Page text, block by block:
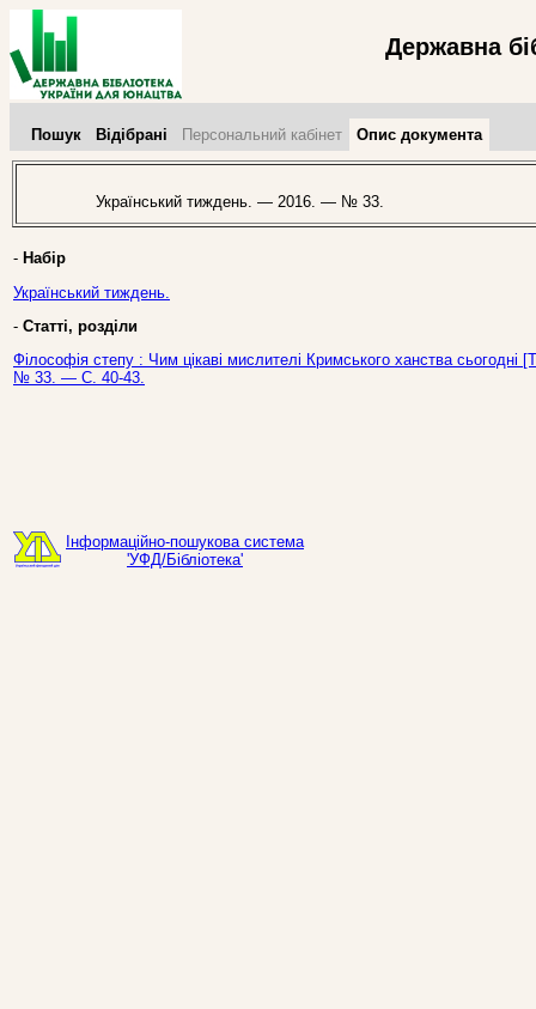
Державна
Пошук Відібрані Персональний кабінет Опис документа
Український тиждень. — 2016. — № 33.
- Набір
Український тиждень.
- Статті, розділи
Філософія степу : Чим цікаві мислителі Кримського ханства
№ 33. — С. 40-43.
Інформаційно-пошукова система
'УФД/Бібліотека'